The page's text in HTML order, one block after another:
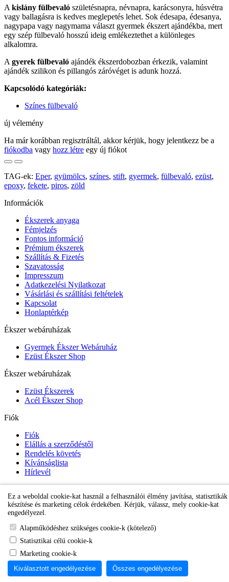
A kislány fülbevaló születésnapra, névnapra, karácsonyra, húsvétra
vagy ballagásra is kedves meglepetés lehet. Sok édesapa, édesanya,
nagypapa vagy nagymama választ gyermek ékszert ajándékba, mert
egy szép fülbevaló hosszú ideig emlékeztethet a különleges
alkalomra.
A gyerek fülbevaló ajándék ékszerdobozban érkezik, valamint
ajándék szilikon és pillangós záróvéget is adunk hozzá.
Kapcsolódó kategóriák:
Színes fülbevaló
új vélemény
Ha már korábban regisztráltál, akkor kérjük, hogy jelentkezz be a
fiókodba vagy hozz létre egy új fiókot
TAG-ek: Eper, gyümölcs, színes, stift, gyermek, fülbevaló, ezüst,
epoxy, fekete, piros, zöld
Információk
Ékszerek anyaga
Fémjelzés
Fontos információ
Prémium ékszerek
Szállítás & Fizetés
Szavatosság
Impresszum
Adatkezelési Nyilatkozat
Vásárlási és szállítási feltételek
Kapcsolat
Honlaptérkép
Ékszer webáruházak
Gyermek Ékszer Webáruház
Ezüst Ékszer Shop
Ékszer webáruházak
Ezüst Ékszerek
Acél Ékszer Shop
Fiók
Fiók
Elállás a szerződéstől
Rendelés követés
Kívánságlista
Hírlevél
Gyermek Ékszer Shop
Ez a weboldal cookie-kat használ a felhasználói élmény javítása, statisztikák
készítése és marketing célok érdekében. Kérjük, válassz, mely cookie-kat
engedélyezel.
Alapműködéshez szükséges cookie-k (kötelező)
Statisztikai célú cookie-k
Marketing cookie-k
Kiválasztott engedélyezése
Összes engedélyezése